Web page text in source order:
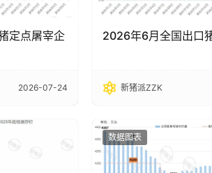
定点屠宰企
2026-07-24
2026年6月全国出口
新猪派ZZK
数据图表